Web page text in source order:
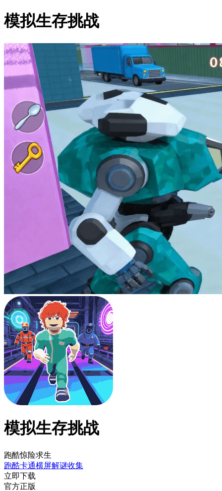
模拟生存挑战
模拟生存挑战
跑酷惊险求生
跑酷卡通横屏解谜收集
立即下载
官方正版